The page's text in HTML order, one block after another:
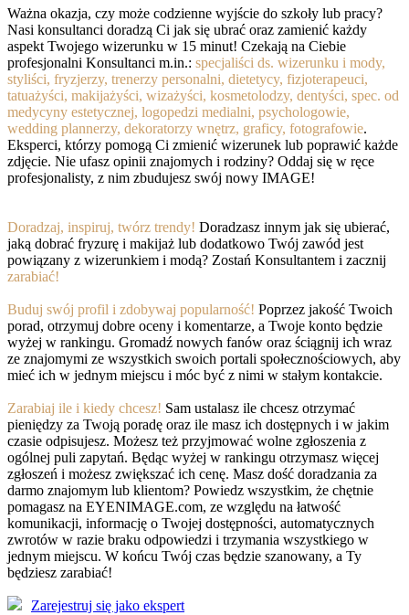
Ważna okazja, czy może codzienne wyjście do szkoły lub pracy?
Nasi konsultanci doradzą Ci jak się ubrać oraz zamienić każdy
aspekt Twojego wizerunku w 15 minut! Czekają na Ciebie
profesjonalni Konsultanci m.in.: specjaliści ds. wizerunku i mody,
styliści, fryzjerzy, trenerzy personalni, dietetycy, fizjoterapeuci,
tatuażyści, makijażyści, wizażyści, kosmetolodzy, dentyści, spec. od
medycyny estetycznej, logopedzi medialni, psychologowie,
wedding plannerzy, dekoratorzy wnętrz, graficy, fotografowie.
Eksperci, którzy pomogą Ci zmienić wizerunek lub poprawić każde
zdjęcie. Nie ufasz opinii znajomych i rodziny? Oddaj się w ręce
profesjonalisty, z nim zbudujesz swój nowy IMAGE!
Doradzaj, inspiruj, twórz trendy! Doradzasz innym jak się ubierać,
jaką dobrać fryzurę i makijaż lub dodatkowo Twój zawód jest
powiązany z wizerunkiem i modą? Zostań Konsultantem i zacznij
zarabiać!
Buduj swój profil i zdobywaj popularność! Poprzez jakość Twoich
porad, otrzymuj dobre oceny i komentarze, a Twoje konto będzie
wyżej w rankingu. Gromadź nowych fanów oraz ściągnij ich wraz
ze znajomymi ze wszystkich swoich portali społecznościowych, aby
mieć ich w jednym miejscu i móc być z nimi w stałym kontakcie.
Zarabiaj ile i kiedy chcesz! Sam ustalasz ile chcesz otrzymać
pieniędzy za Twoją poradę oraz ile masz ich dostępnych i w jakim
czasie odpisujesz. Możesz też przyjmować wolne zgłoszenia z
ogólnej puli zapytań. Będąc wyżej w rankingu otrzymasz więcej
zgłoszeń i możesz zwiększać ich cenę. Masz dość doradzania za
darmo znajomym lub klientom? Powiedz wszystkim, że chętnie
pomagasz na EYENIMAGE.com, ze względu na łatwość
komunikacji, informację o Twojej dostępności, automatycznych
zwrotów w razie braku odpowiedzi i trzymania wszystkiego w
jednym miejscu. W końcu Twój czas będzie szanowany, a Ty
będziesz zarabiać!
Zarejestruj się jako ekspert